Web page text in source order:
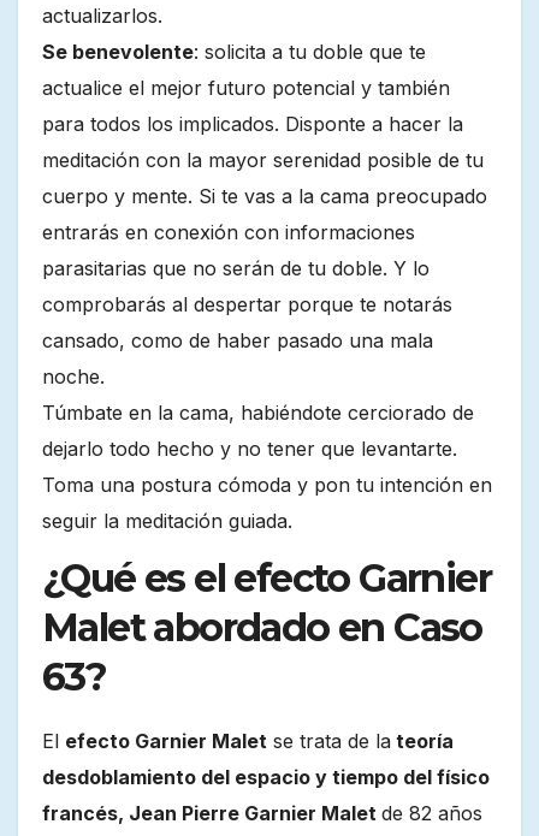
actualizarlos.
Se benevolente: solicita a tu doble que te
actualice el mejor futuro potencial y también
para todos los implicados. Disponte a hacer la
meditación con la mayor serenidad posible de tu
cuerpo y mente. Si te vas a la cama preocupado
entrarás en conexión con informaciones
parasitarias que no serán de tu doble. Y lo
comprobarás al despertar porque te notarás
cansado, como de haber pasado una mala
noche.
Túmbate en la cama, habiéndote cerciorado de
dejarlo todo hecho y no tener que levantarte.
Toma una postura cómoda y pon tu intención en
seguir la meditación guiada.
¿Qué es el efecto Garnier
Malet abordado en Caso
63?
El efecto Garnier Malet se trata de la teoría
desdoblamiento del espacio y tiempo del físico
francés, Jean Pierre Garnier Malet de 82 años